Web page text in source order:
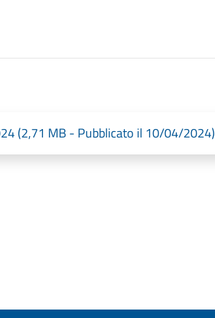
(2,71 MB - Pubblicato il 10/04/2024)